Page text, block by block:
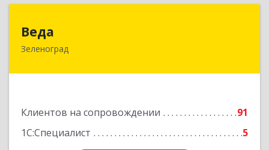
Веда
Зеленоград
Клиентов на сопровождении
91
1С:Специалист
5
124683, Москва г, Зеленоград г, корпус 1504,